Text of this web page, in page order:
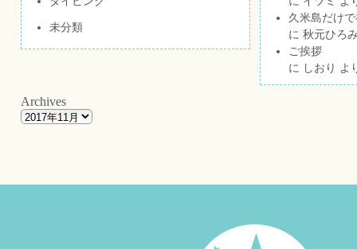
未分類
久米島だけ
に 秋元ひろ
ご挨拶
に しおり よ
Archives